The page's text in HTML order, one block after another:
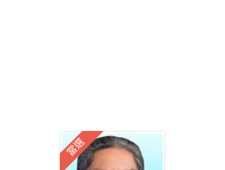
當選